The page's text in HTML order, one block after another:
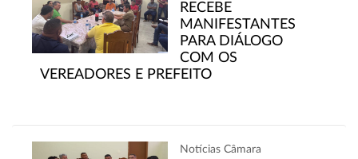
RECEBE
MANIFESTANTES
PARA DIÁLOGO
COM OS
VEREADORES E PREFEITO
Notícias Câmara